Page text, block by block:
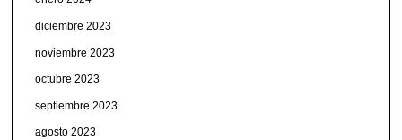
diciembre 2023
noviembre 2023
octubre 2023
septiembre 2023
agosto 2023